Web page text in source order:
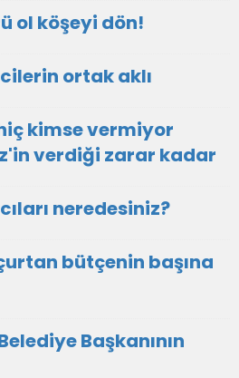
ol köşeyi dön!
ortak aklı
kimse vermiyor
verdiği zarar kadar
neredesiniz?
bütçenin başına
Başkanının